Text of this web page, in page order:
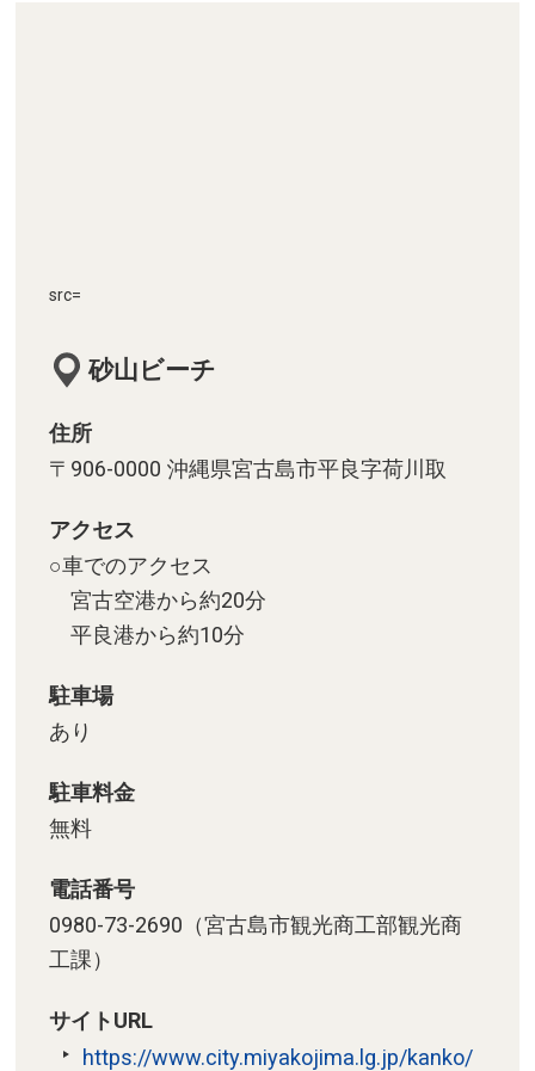
src=
砂山ビーチ
住所
〒906-0000 沖縄県宮古島市平良字荷川取
アクセス
○車でのアクセス
宮古空港から約20分
平良港から約10分
駐車場
あり
駐車料金
無料
電話番号
0980-73-2690（宮古島市観光商工部観光商
工課）
サイトURL
https://www.city.miyakojima.lg.jp/kanko/